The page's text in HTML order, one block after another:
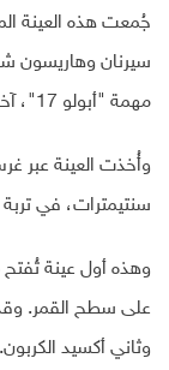
مهمة "أبولو 17"، آخر المهام ضمن برنامج أبولو.
سنتيمترات، في
وهذه أول عينة تُفتح
على سطح القمر.
وثاني أكسيد الكربون.